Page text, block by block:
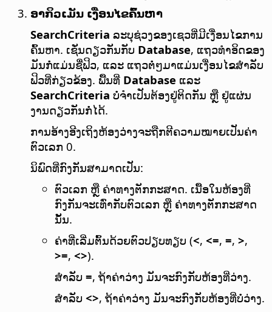
ອາກິວເມັນ ເງື່ອນໄຂຄົ້ນຫາ
SearchCriteria ລະບຸຊ່ວງຂອງເຊວທີ່ມີເງື່ອນໄຂການ
ຄົ້ນຫາ. ເຊັ່ນດຽວກັນກັບ Database, ແຖວທຳອິດຂອງ
ມັນກໍ່ແມ່ນຊື່ຟິວ, ແລະ ແຖວຕໍ່ໆມາແມ່ນເງື່ອນໄຂສຳລັບ
ຟິວທີ່ກ່ຽວຂ້ອງ. ພື້ນທີ່ Database ແລະ
SearchCriteria ບໍ່ຈຳເປັນຕ້ອງຢູ່ຕິດກັນ ຫຼື ຢູ່ແຜ່ນ
ງານດຽວກັນກໍ່ໄດ້.
ການອ້າງອີງເຖິງຫ້ອງວ່າງຈະຖືກຕີຄວາມໝາຍເປັນຄ່າ
ຕົວເລກ 0.
ນິພົດທີ່ກົງກັນສາມາດເປັນ:
ຕົວເລກ ຫຼື ຄ່າທາງຕັກກະສາດ. ເນື້ອໃນຫ້ອງທີ່
ກົງກັນຈະເທົ່າກັບຕົວເລກ ຫຼື ຄ່າທາງຕັກກະສາດ
ນັ້ນ.
ຄ່າທີ່ເລີ່ມຕົ້ນດ້ວຍຕົວປຽບທຽບ (<, <=, =, >,
>=, <>).
ສຳລັບ =, ຖ້າຄ່າວ່າງ ມັນຈະກົງກັບຫ້ອງທີ່ວ່າງ.
ສຳລັບ <>, ຖ້າຄ່າວ່າງ ມັນຈະກົງກັບຫ້ອງທີ່ບໍ່ວ່າງ.